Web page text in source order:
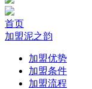
首页
加盟泥之韵
加盟优势
加盟条件
加盟流程